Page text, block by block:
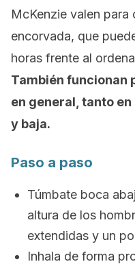
McKenzie valen para
encorvada, que
horas frente al
También funcionan
en general, tanto
y baja.
Paso a paso
Túmbate boca
altura de los
extendidas y un
Inhala de forma